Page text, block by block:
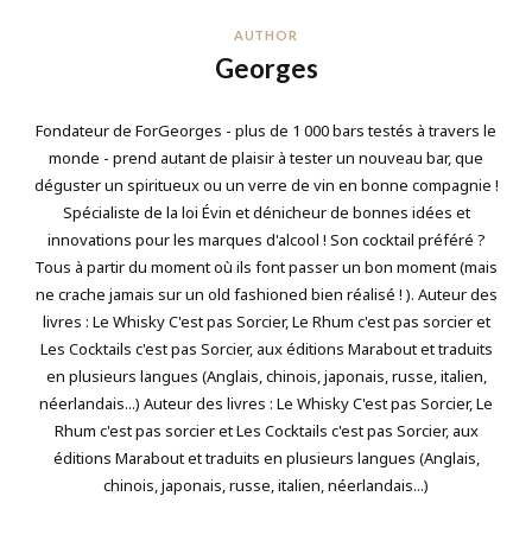
AUTHOR
Georges
Fondateur de ForGeorges - plus de 1 000 bars testés à travers le
monde - prend autant de plaisir à tester un nouveau bar, que
déguster un spiritueux ou un verre de vin en bonne compagnie !
Spécialiste de la loi Évin et dénicheur de bonnes idées et
innovations pour les marques d'alcool ! Son cocktail préféré ?
Tous à partir du moment où ils font passer un bon moment (mais
ne crache jamais sur un old fashioned bien réalisé ! ). Auteur des
livres : Le Whisky C'est pas Sorcier, Le Rhum c'est pas sorcier et
Les Cocktails c'est pas Sorcier, aux éditions Marabout et traduits
en plusieurs langues (Anglais, chinois, japonais, russe, italien,
néerlandais...) Auteur des livres : Le Whisky C'est pas Sorcier, Le
Rhum c'est pas sorcier et Les Cocktails c'est pas Sorcier, aux
éditions Marabout et traduits en plusieurs langues (Anglais,
chinois, japonais, russe, italien, néerlandais...)